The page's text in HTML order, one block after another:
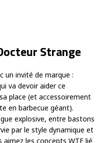
Strange
un invité de marque :
va devoir aider ce
place (et accessoirement
en barbecue géant).
explosive, entre bastons
par le style dynamique et
les concepts WTF lié